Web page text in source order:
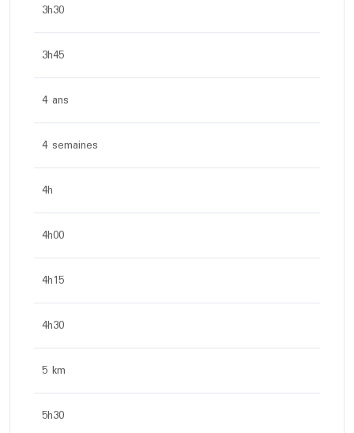
3h30
3h45
4 ans
4 semaines
4h
4h00
4h15
4h30
5 km
5h30